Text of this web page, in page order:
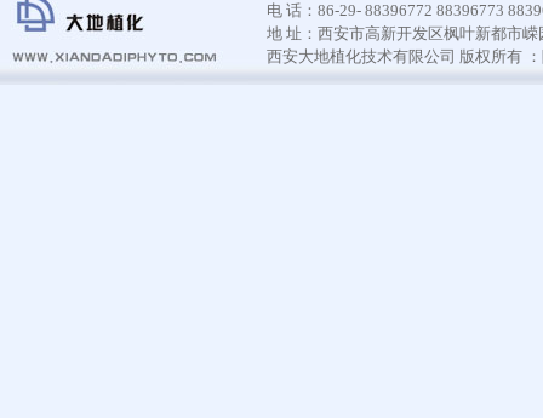
电 话：86-29- 88396772 88396773
地 址：西安市高新开发区枫叶新都市嵘
西安大地植化技术有限公司 版权所有 ：